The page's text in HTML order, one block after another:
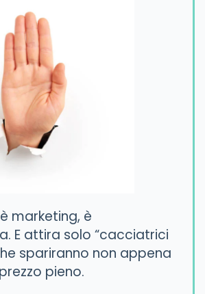
marketing, è
E attira solo “cacciatrici
spariranno non appena
pieno.